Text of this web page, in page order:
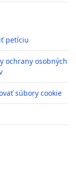
petíciu
ochrany osobných
súbory cookie